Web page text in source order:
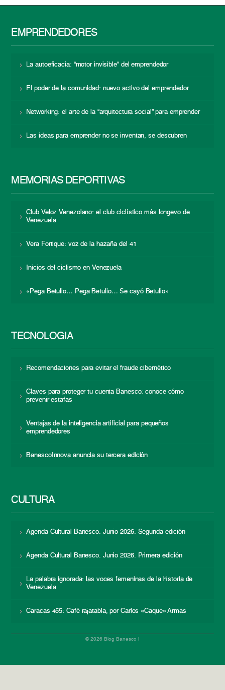
EMPRENDEDORES
La autoeficacia: “motor invisible” del emprendedor
El poder de la comunidad: nuevo activo del emprendedor
Networking: el arte de la “arquitectura social” para emprender
Las ideas para emprender no se inventan, se descubren
MEMORIAS DEPORTIVAS
Club Veloz Venezolano: el club ciclístico más longevo de
Venezuela
Vera Fortique: voz de la hazaña del 41
Inicios del ciclismo en Venezuela
«Pega Betulio… Pega Betulio… Se cayó Betulio»
TECNOLOGÍA
Recomendaciones para evitar el fraude cibernético
Claves para proteger tu cuenta Banesco: conoce cómo
prevenir estafas
Ventajas de la inteligencia artificial para pequeños
emprendedores
BanescoInnova anuncia su tercera edición
CULTURA
Agenda Cultural Banesco. Junio 2026. Segunda edición
Agenda Cultural Banesco. Junio 2026. Primera edición
La palabra ignorada: las voces femeninas de la historia de
Venezuela
Caracas 455: Café rajatabla, por Carlos «Caque» Armas
© 2026 Blog Banesco |